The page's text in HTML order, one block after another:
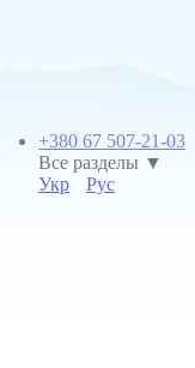
+380 67 507-21-03
Все разделы ▼
Укр
Рус